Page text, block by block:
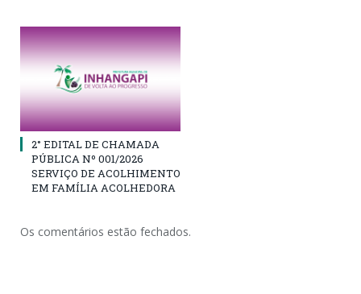
2° EDITAL DE CHAMADA
PÚBLICA Nº 001/2026
SERVIÇO DE ACOLHIMENTO
EM FAMÍLIA ACOLHEDORA
Os comentários estão fechados.